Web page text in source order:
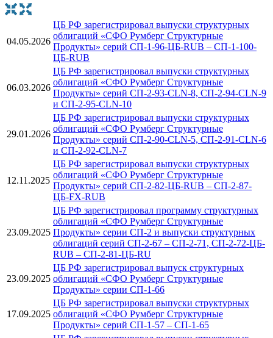
04.05.2026
ЦБ РФ зарегистрировал выпуски структурных
облигаций «СФО Румберг Структурные
Продукты» серий СП-1-96-ЦБ-RUB – СП-1-100-
ЦБ-RUB
06.03.2026
ЦБ РФ зарегистрировал выпуски структурных
облигаций «СФО Румберг Структурные
Продукты» серий СП-2-93-CLN-8, СП-2-94-CLN-9
и СП-2-95-CLN-10
29.01.2026
ЦБ РФ зарегистрировал выпуски структурных
облигаций «СФО Румберг Структурные
Продукты» серий СП-2-90-CLN-5, СП-2-91-CLN-6
и СП-2-92-CLN-7
12.11.2025
ЦБ РФ зарегистрировал выпуски структурных
облигаций «СФО Румберг Структурные
Продукты» серий СП-2-82-ЦБ-RUB – СП-2-87-
ЦБ-FX-RUB
23.09.2025
ЦБ РФ зарегистрировал программу структурных
облигаций «СФО Румберг Структурные
Продукты» серии СП-2 и выпуски структурных
облигаций серий СП-2-67 – СП-2-71, СП-2-72-ЦБ-
RUB – СП-2-81-ЦБ-RU
23.09.2025
ЦБ РФ зарегистрировал выпуск структурных
облигаций «СФО Румберг Структурные
Продукты» серии СП-1-66
17.09.2025
ЦБ РФ зарегистрировал выпуски структурных
облигаций «СФО Румберг Структурные
Продукты» серий СП-1-57 – СП-1-65